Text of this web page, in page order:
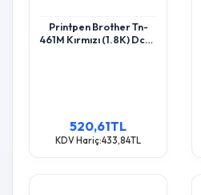
Printpen Brother Tn-
461M Kırmızı (1.8K) Dcp-
520,61TL
KDV Hariç:433,84TL